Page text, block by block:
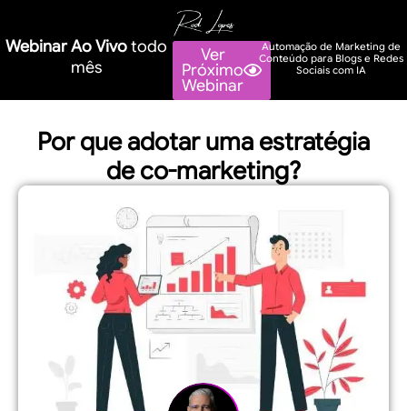
Webinar Ao Vivotodo
mês
Ver
Próximo
Webinar
Automação de Marketing de
Conteúdo para Blogs e Redes
Sociais com IA
Por que adotar uma estratégia
de co-marketing?